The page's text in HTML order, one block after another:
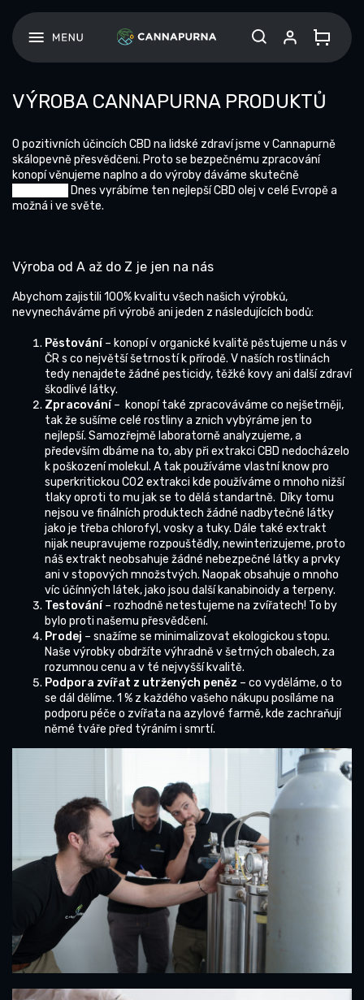
obsah
VÝROBA CANNAPURNA PRODUKTŮ
O pozitivních účincích CBD na lidské zdraví jsme v Cannapurně
skálopevně přesvědčeni. Proto se bezpečnému zpracování
konopí věnujeme naplno a do výroby dáváme skutečně
Dnes vyrábíme ten nejlepší CBD olej v celé Evropě a
možná i ve světe.
Výroba od A až do Z je jen na nás
Abychom zajistili 100% kvalitu všech našich výrobků,
nevynecháváme při výrobě ani jeden z následujících bodů:
Pěstování– konopí v organické kvalitě pěstujeme u nás v
ČR s co největší šetrností k přírodě. V naších rostlinách
tedy nenajdete žádné pesticidy, těžké kovy ani další zdraví
škodlivé látky.
Zpracování– konopí také zpracováváme co nejšetrněji,
tak že sušíme celé rostliny a znich vybýráme jen to
nejlepší. Samozřejmě laboratorně analyzujeme, a
především dbáme na to, aby při extrakci CBD nedocházelo
k poškození molekul. A tak používáme vlastní know pro
superkritickou CO2 extrakci kde používáme o mnoho nižší
tlaky oproti to mu jak se to dělá standartně. Díky tomu
nejsou ve finálních produktech žádné nadbytečné látky
jako je třeba chlorofyl, vosky a tuky. Dále také extrakt
nijak neupravujeme rozpouštědly, newinterizujeme, proto
náš extrakt neobsahuje žádné nebezpečné látky a prvky
ani v stopových množstvých. Naopak obsahuje o mnoho
víc účínných látek, jako jsou další kanabinoidy a terpeny.
Testování– rozhodně netestujeme na zvířatech! To by
bylo proti našemu přesvědčení.
Prodej – snažíme se minimalizovat ekologickou stopu.
Naše výrobky obdržíte výhradně v šetrných obalech, za
rozumnou cenu a v té nejvyšší kvalitě.
Podpora zvířat z utržených peněz – co vyděláme, o to
se dál dělíme. 1 % z každého vašeho nákupu posíláme na
podporu péče o zvířata na azylové farmě, kde zachraňují
němé tváře před týráním i smrtí.